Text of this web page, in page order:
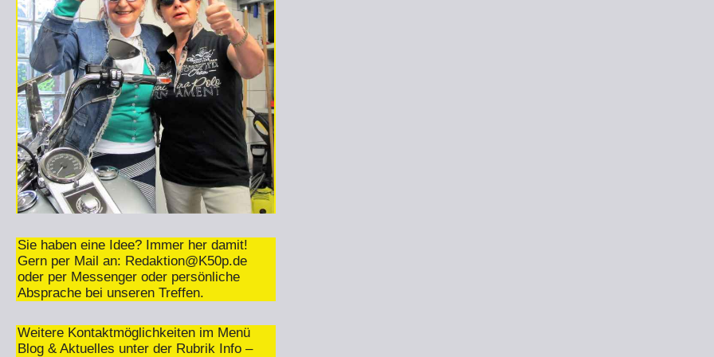
Sie haben eine Idee? Immer her damit!
Gern per Mail an: Redaktion@K50p.de
oder per Messenger oder persönliche
Absprache bei unseren Treffen.
Weitere Kontaktmöglichkeiten im Menü
Blog & Aktuelles unter der Rubrik Info –